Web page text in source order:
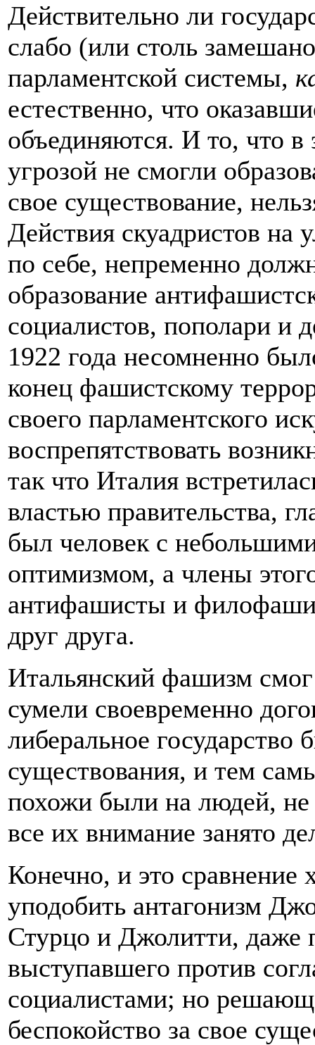
Действительно ли
слабо (или столь
парламентской системы,
естественно, что
объединяются. И то, что в
угрозой не смогли
свое существование,
Действия скуадристов на
по себе, непременно
образование
социалистов, пополари и
1922 года несомненно
конец фашистскому
своего парламентского
воспрепятствовать
так что Италия
властью правительства,
был человек с
оптимизмом, а члены
антифашисты и
друг друга.
Итальянский фашизм
сумели своевременно
либеральное
существования, и тем
похожи были на людей,
все их внимание занято
Конечно, и это
уподобить антагонизм
Стурцо и Джолитти, даже
выступавшего против
социалистами; но
беспокойство за свое